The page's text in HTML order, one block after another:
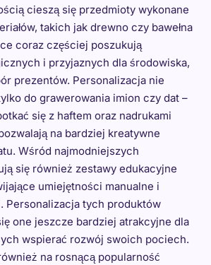
cieszą się przedmioty wykonane
takich jak drewno czy bawełna
coraz częściej poszukują
i przyjaznych dla środowiska,
prezentów. Personalizacja nie
do grawerowania imion czy dat –
się z haftem oraz nadrukami
na bardziej kreatywne
Wśród najmodniejszych
się również zestawy edukacyjne
umiejętności manualne i
Personalizacja tych produktów
one jeszcze bardziej atrakcyjne dla
wspierać rozwój swoich pociech.
na rosnącą popularność